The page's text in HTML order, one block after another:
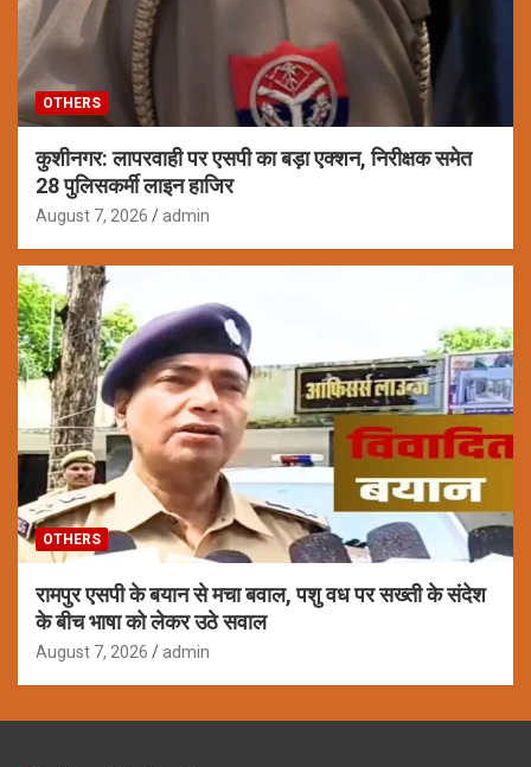
OTHERS
कुशीनगर: लापरवाही पर एसपी का बड़ा एक्शन, निरीक्षक समेत
28 पुलिसकर्मी लाइन हाजिर
August 7, 2026 admin
OTHERS
रामपुर एसपी के बयान से मचा बवाल, पशु वध पर सख्ती के संदेश
के बीच भाषा को लेकर उठे सवाल
August 7, 2026 admin